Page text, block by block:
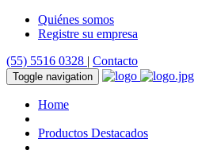
Quiénes somos
Registre su empresa
(55) 5516 0328 | Contacto
Toggle navigation
Home
Productos Destacados